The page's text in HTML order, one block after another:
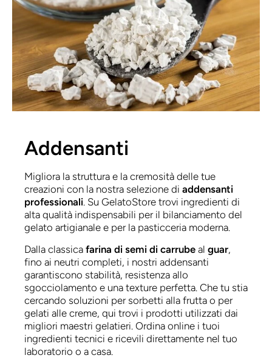
Addensanti
Migliora la struttura e la cremosità delle tue
creazioni con la nostra selezione di addensanti
professionali. Su GelatoStore trovi ingredienti di
alta qualità indispensabili per il bilanciamento del
gelato artigianale e per la pasticceria moderna.
Dalla classica farina di semi di carrube al guar,
fino ai neutri completi, i nostri addensanti
garantiscono stabilità, resistenza allo
sgocciolamento e una texture perfetta. Che tu stia
cercando soluzioni per sorbetti alla frutta o per
gelati alle creme, qui trovi i prodotti utilizzati dai
migliori maestri gelatieri. Ordina online i tuoi
ingredienti tecnici e ricevili direttamente nel tuo
laboratorio o a casa.